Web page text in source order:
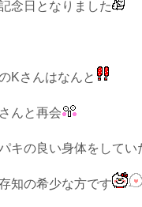
念日となりました
Kさんはなんと
んと再会
キの良い身体をしてい
知の希少な方です